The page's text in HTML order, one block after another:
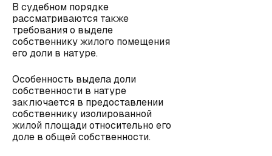
В судебном порядке
рассматриваются также
требования о выделе
собственнику жилого помещения
его доли в натуре.
Особенность выдела доли
собственности в натуре
заключается в предоставлении
собственнику изолированной
жилой площади относительно его
доле в общей собственности.